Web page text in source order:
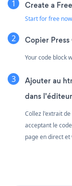
Create a
Start for free now
Copier
Your code block
Ajouter au
dans
Collez l'extrait
acceptant le
page en direct